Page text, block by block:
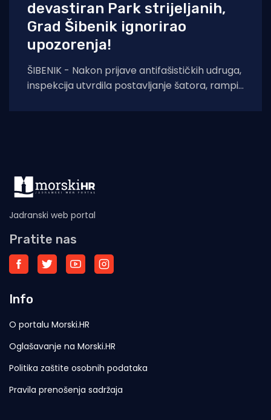
devastiran Park strijeljanih,
Grad Šibenik ignorirao
upozorenja!
ŠIBENIK - Nakon prijave antifašističkih udruga,
inspekcija utvrdila postavljanje šatora, rampi i
Jadranski web portal
Pratite nas
Info
O portalu Morski.HR
Oglašavanje na Morski.HR
Politika zaštite osobnih podataka
Pravila prenošenja sadržaja